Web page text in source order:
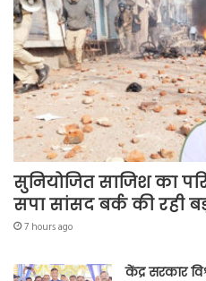
सुनियोजित साजिश का
सपा सांसद बर्क की रही
7 hours ago
केंद्र सरकार